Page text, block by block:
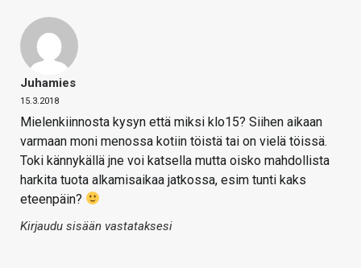
Juhamies
15.3.2018
Mielenkiinnosta kysyn että miksi klo15? Siihen aikaan
varmaan moni menossa kotiin töistä tai on vielä töissä.
Toki kännykällä jne voi katsella mutta oisko mahdollista
harkita tuota alkamisaikaa jatkossa, esim tunti kaks
eteenpäin?
Kirjaudu sisään vastataksesi